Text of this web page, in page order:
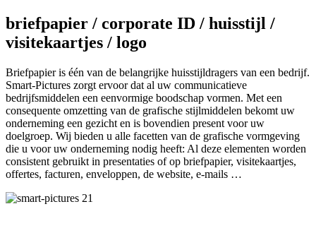
briefpapier / corporate ID / huisstijl /
visitekaartjes / logo
Briefpapier is één van de belangrijke huisstijldragers van een bedrijf.
Smart-Pictures zorgt ervoor dat al uw communicatieve
bedrijfsmiddelen een eenvormige boodschap vormen. Met een
consequente omzetting van de grafische stijlmiddelen bekomt uw
onderneming een gezicht en is bovendien present voor uw
doelgroep. Wij bieden u alle facetten van de grafische vormgeving
die u voor uw onderneming nodig heeft: Al deze elementen worden
consistent gebruikt in presentaties of op briefpapier, visitekaartjes,
offertes, facturen, enveloppen, de website, e-mails …